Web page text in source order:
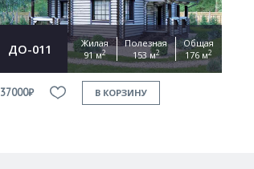
ДО-011
Жилая
91 м2
Полезная
153 м2
Общая
176 м2
37000₽ В КОРЗИНУ